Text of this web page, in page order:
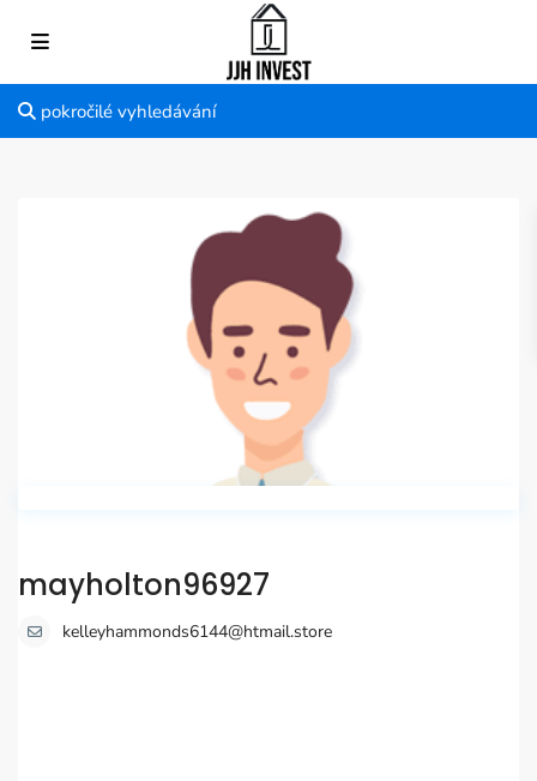
pokročilé vyhledávání
mayholton96927
kelleyhammonds6144@htmail.store